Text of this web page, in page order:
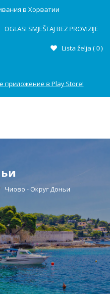
в Хорватии
OGLASI SMJEŠTAJ BEZ PROVIZIJE
Lista želja (0)
приложение в Play Store!
Чиово - Округ Доньи